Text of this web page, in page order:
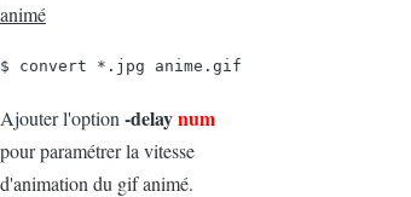
animé
$ convert *.jpg anime.gif
Ajouter l'option -delaynum
pour paramétrer la vitesse
d'animation du gif animé.